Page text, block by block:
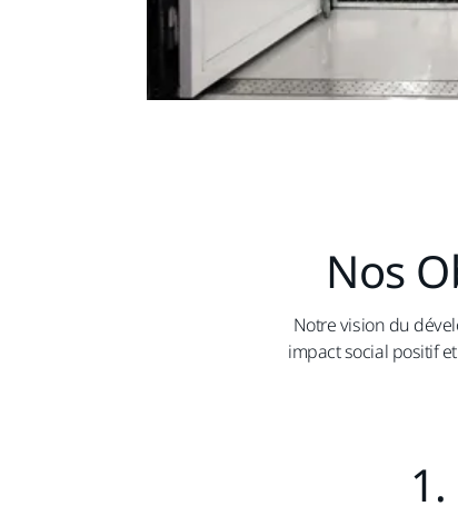
Nos
Notre vision du
impact social positif
1.